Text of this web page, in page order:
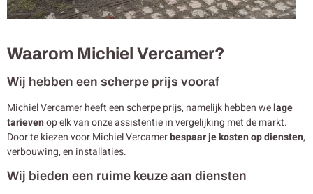
Waarom Michiel Vercamer?
Wij hebben een scherpe prijs vooraf
Michiel Vercamer heeft een scherpe prijs, namelijk hebben welage
tarievenop elk van onze assistentie in vergelijking met de markt.
Door te kiezen voor Michiel Vercamerbespaar je kosten op diensten,
verbouwing, en installaties.
Wij bieden een ruime keuze aan diensten